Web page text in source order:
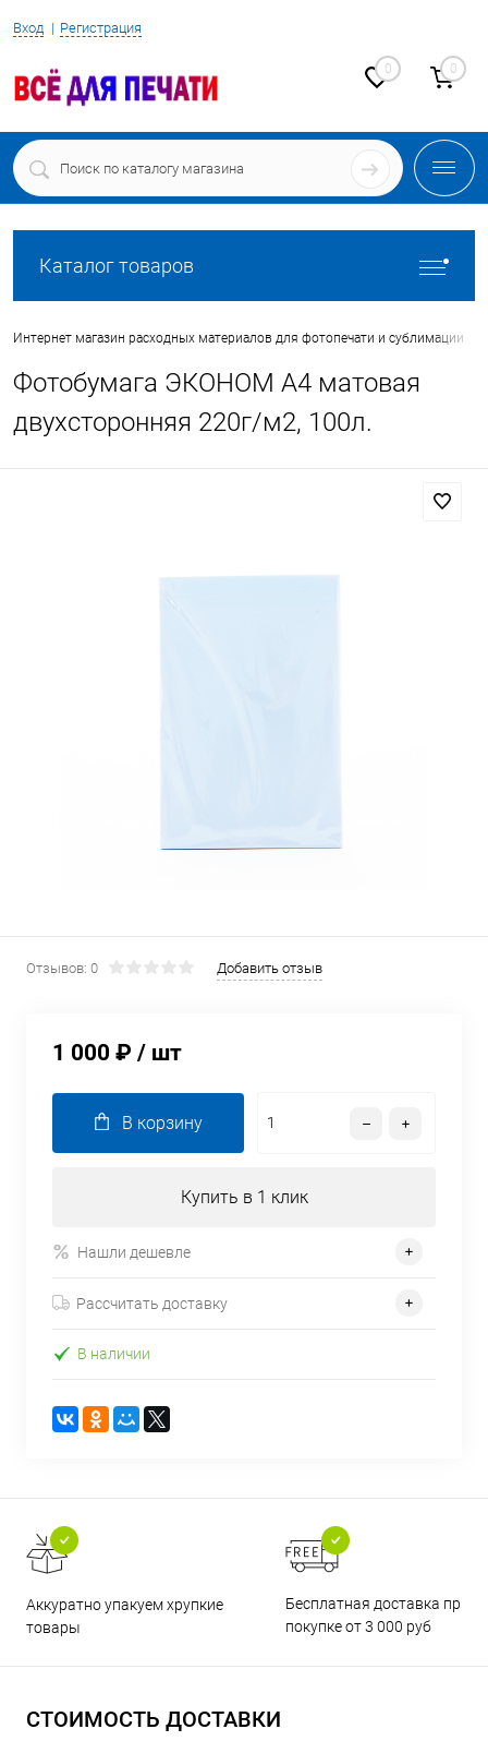
Вход Регистрация
0 0
Каталог товаров
Интернет магазин расходных материалов для фотопечати и сублимации
Фотобумага ЭКОНОМ А4 матовая
двухсторонняя 220г/м2, 100л.
Отзывов: 0 Добавить отзыв
1 000 ₽ / шт
В корзину
Купить в 1 клик
Нашли дешевле
Рассчитать доставку
В наличии
Аккуратно упакуем хрупкие
товары
Бесплатная доставка при
покупке от 3 000 руб
СТОИМОСТЬ ДОСТАВКИ